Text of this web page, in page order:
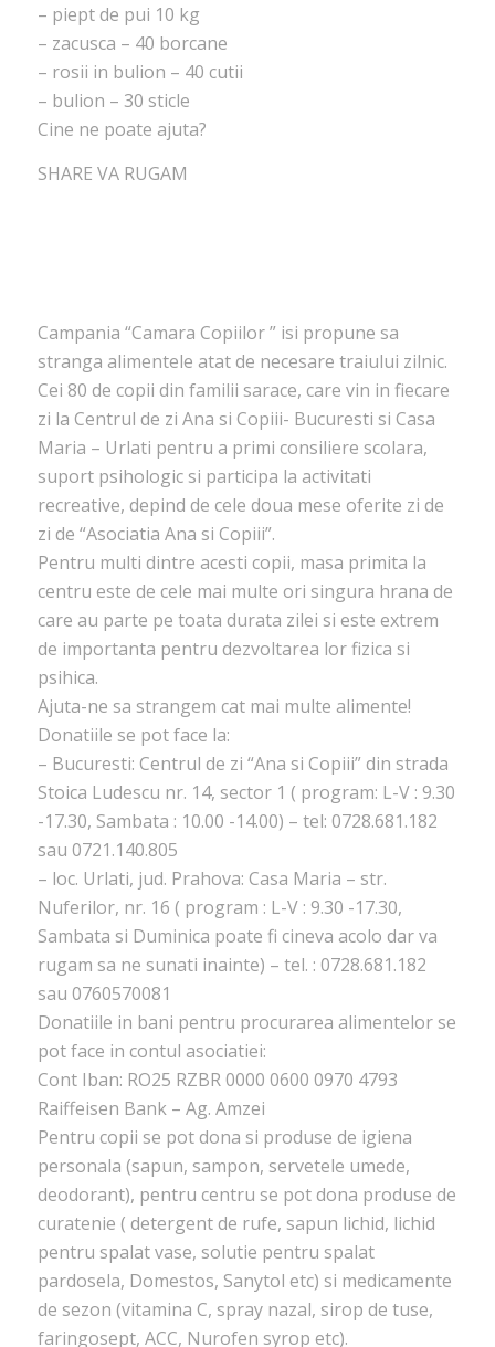
– piept de pui 10 kg
– zacusca – 40 borcane
– rosii in bulion – 40 cutii
– bulion – 30 sticle
Cine ne poate ajuta?
SHARE VA RUGAM
Campania “Camara Copiilor ” isi propune sa
stranga alimentele atat de necesare traiului zilnic.
Cei 80 de copii din familii sarace, care vin in fiecare
zi la Centrul de zi Ana si Copiii- Bucuresti si Casa
Maria – Urlati pentru a primi consiliere scolara,
suport psihologic si participa la activitati
recreative, depind de cele doua mese oferite zi de
zi de “Asociatia Ana si Copiii”.
Pentru multi dintre acesti copii, masa primita la
centru este de cele mai multe ori singura hrana de
care au parte pe toata durata zilei si este extrem
de importanta pentru dezvoltarea lor fizica si
psihica.
Ajuta-ne sa strangem cat mai multe alimente!
Donatiile se pot face la:
– Bucuresti: Centrul de zi “Ana si Copiii” din strada
Stoica Ludescu nr. 14, sector 1 ( program: L-V : 9.30
-17.30, Sambata : 10.00 -14.00) – tel: 0728.681.182
sau 0721.140.805
– loc. Urlati, jud. Prahova: Casa Maria – str.
Nuferilor, nr. 16 ( program : L-V : 9.30 -17.30,
Sambata si Duminica poate fi cineva acolo dar va
rugam sa ne sunati inainte) – tel. : 0728.681.182
sau 0760570081
Donatiile in bani pentru procurarea alimentelor se
pot face in contul asociatiei:
Cont Iban: RO25 RZBR 0000 0600 0970 4793
Raiffeisen Bank – Ag. Amzei
Pentru copii se pot dona si produse de igiena
personala (sapun, sampon, servetele umede,
deodorant), pentru centru se pot dona produse de
curatenie ( detergent de rufe, sapun lichid, lichid
pentru spalat vase, solutie pentru spalat
pardosela, Domestos, Sanytol etc) si medicamente
de sezon (vitamina C, spray nazal, sirop de tuse,
faringosept, ACC, Nurofen syrop etc).